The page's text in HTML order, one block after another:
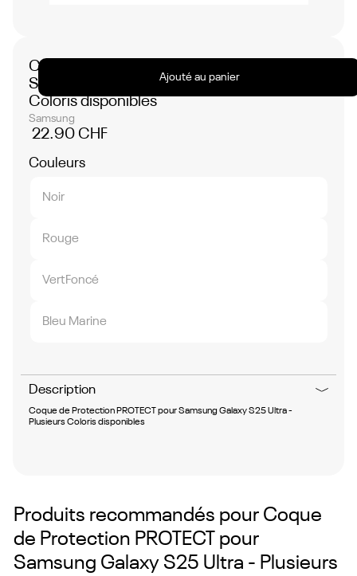
Coque de Protection PROTECT pour
Samsung Galaxy S25 Ultra - Plusieurs
Coloris disponibles
Samsung
22.90 CHF
Couleurs
Noir
Rouge
VertFoncé
Bleu Marine
Description
Coque de Protection PROTECT pour Samsung Galaxy S25 Ultra -
Plusieurs Coloris disponibles
Ajouté au panier
Produits recommandés pour Coque
de Protection PROTECT pour
Samsung Galaxy S25 Ultra - Plusieurs